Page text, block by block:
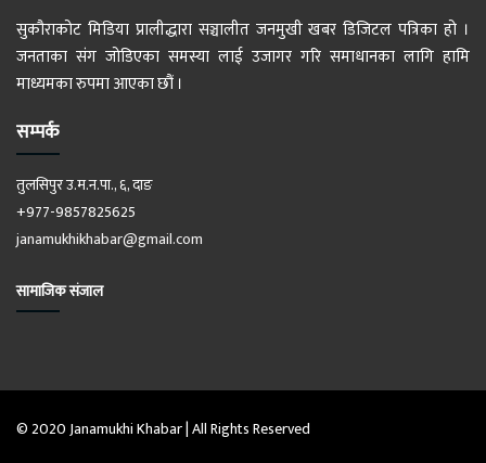
सुकौराकोट मिडिया प्रालीद्धारा सञ्चालीत जनमुखी खबर डिजिटल पत्रिका हो ।
जनताका संग जोडिएका समस्या लाई उजागर गरि समाधानका लागि हामि
माध्यमका रुपमा आएका छौं ।
सम्पर्क
तुलसिपुर उ.म.न.पा., ६, दाङ
+977-9857825625
janamukhikhabar@gmail.com
सामाजिक संजाल
© 2020 Janamukhi Khabar | All Rights Reserved